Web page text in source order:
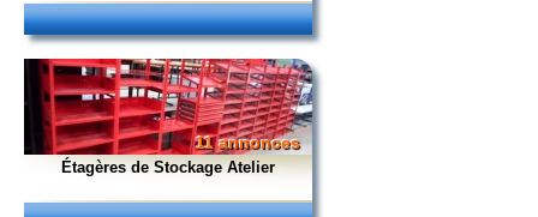
11 annonces
Étagères de Stockage Atelier